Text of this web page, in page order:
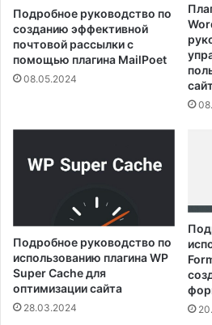
Подробное руководство по
созданию эффективной
почтовой рассылки с
помощью плагина MailPoet
08.05.2024
Подробное руководство по
использованию плагина WP
Super Cache для
оптимизации сайта
28.03.2024